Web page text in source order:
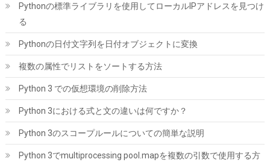
こちら)
ID-COOLING FROZN A620 PRO SE - ブラックアウトデュアルタワ
静音ファン、Intel LGA1700/1851/1200/115X対応；AMD
Pythonの標準ライブラリを使用してローカルIPアドレスを見つけ
る
Pythonの日付文字列を日付オブジェクトに変換
複数の属性でリストをソートする方法
Python 3 での仮想環境の削除方法
Python 3における式と文の違いは何ですか？
Python 3のスコープルールについての簡単な説明
Python 3でmultiprocessing pool.mapを複数の引数で使用する方